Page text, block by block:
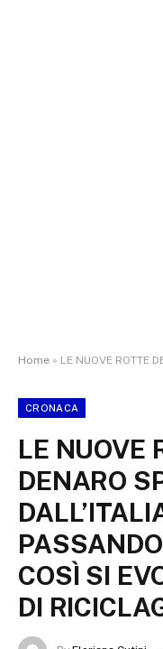
Home » LE NUOVE ROTTE DEL DENARO SPORCO:
CRONACA
LE NUOVE
DENARO
COSÌ SI
DI